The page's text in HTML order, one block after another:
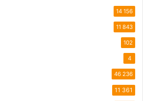
14 156
11 843
102
4
46 236
11 361